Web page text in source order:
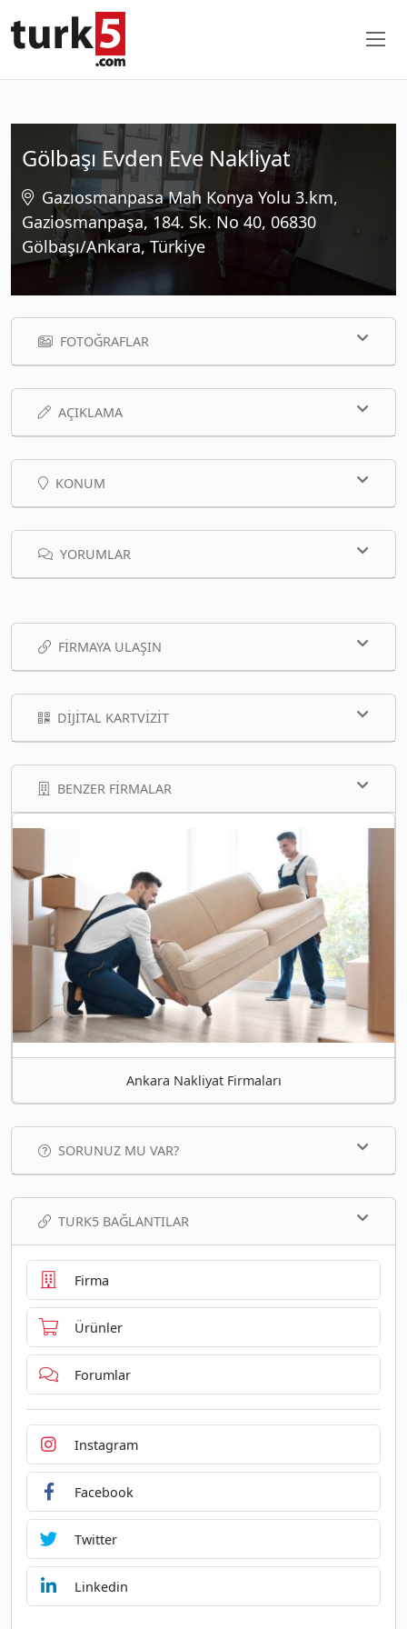
Gölbaşı Evden Eve Nakliyat
Gazıosmanpasa Mah Konya Yolu 3.km,
Gaziosmanpaşa, 184. Sk. No 40, 06830
Gölbaşı/Ankara, Türkiye
FOTOĞRAFLAR
AÇIKLAMA
KONUM
YORUMLAR
FIRMAYA ULAŞIN
DIJITAL KARTVIZIT
BENZER FIRMALAR
Ankara Nakliyat Firmaları
SORUNUZ MU VAR?
TURK5 BAĞLANTILAR
Firma
Ürünler
Forumlar
Instagram
Facebook
Twitter
Linkedin